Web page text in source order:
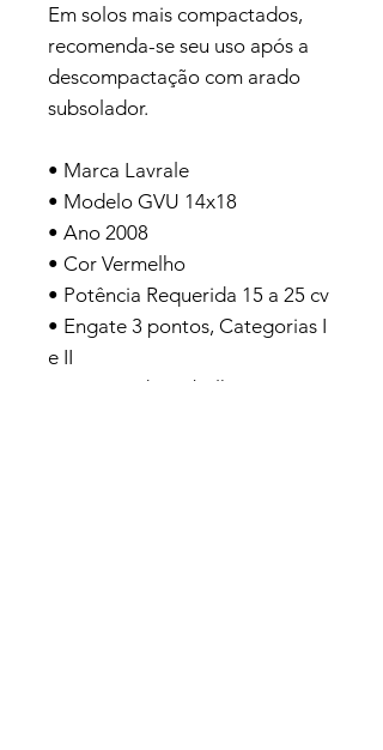
Em solos mais compactados,
recomenda-se seu uso após a
descompactação com arado
subsolador.
• Marca Lavrale
• Modelo GVU 14x18
• Ano 2008
• Cor Vermelho
• Potência Requerida 15 a 25 cv
• Engate 3 pontos, Categorias I
e II
• Largura de Trabalho